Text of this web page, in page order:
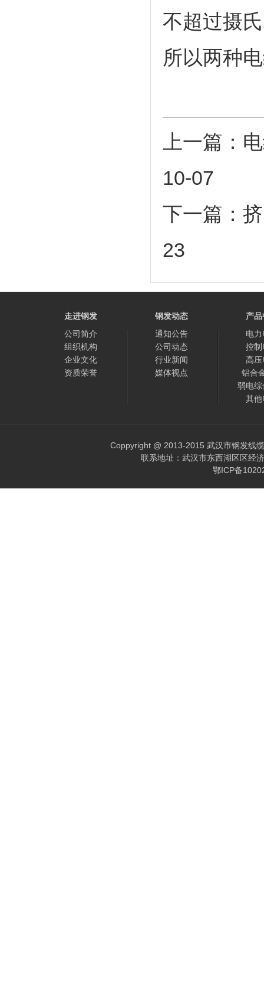
不超过摄
所以两种
上一篇：
10-07
下一篇：
23
走进钢发
公司简介
组织机构
企业文化
资质荣誉
钢发动态
通知公告
公司动态
行业新闻
媒体视点
产
电
控制
高压
铝合
弱电
其他
Coppyright @ 2013-2015 武汉市钢发
联系地址：武汉市东西湖区区
鄂ICP备